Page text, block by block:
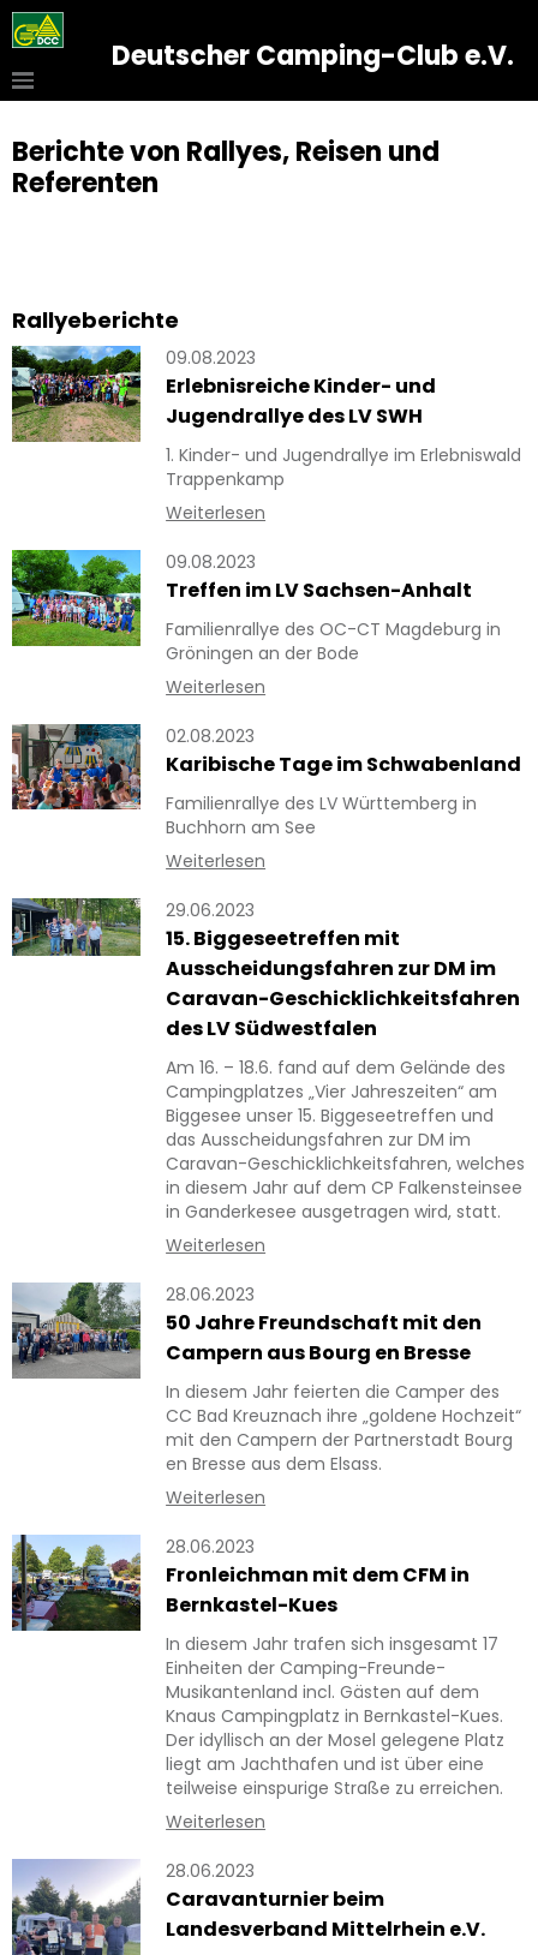
Deutscher Camping-Club e.V.
Berichte von Rallyes, Reisen und
Referenten
Rallyeberichte
09.08.2023
Erlebnisreiche Kinder- und
Jugendrallye des LV SWH
1. Kinder- und Jugendrallye im Erlebniswald
Trappenkamp
Weiterlesen
09.08.2023
Treffen im LV Sachsen-Anhalt
Familienrallye des OC-CT Magdeburg in
Gröningen an der Bode
Weiterlesen
02.08.2023
Karibische Tage im Schwabenland
Familienrallye des LV Württemberg in
Buchhorn am See
Weiterlesen
29.06.2023
15. Biggeseetreffen mit
Ausscheidungsfahren zur DM im
Caravan-Geschicklichkeitsfahren
des LV Südwestfalen
Am 16. – 18.6. fand auf dem Gelände des
Campingplatzes „Vier Jahreszeiten“ am
Biggesee unser 15. Biggeseetreffen und
das Ausscheidungsfahren zur DM im
Caravan-Geschicklichkeitsfahren, welches
in diesem Jahr auf dem CP Falkensteinsee
in Ganderkesee ausgetragen wird, statt.
Weiterlesen
28.06.2023
50 Jahre Freundschaft mit den
Campern aus Bourg en Bresse
In diesem Jahr feierten die Camper des
CC Bad Kreuznach ihre „goldene Hochzeit“
mit den Campern der Partnerstadt Bourg
en Bresse aus dem Elsass.
Weiterlesen
28.06.2023
Fronleichman mit dem CFM in
Bernkastel-Kues
In diesem Jahr trafen sich insgesamt 17
Einheiten der Camping-Freunde-
Musikantenland incl. Gästen auf dem
Knaus Campingplatz in Bernkastel-Kues.
Der idyllisch an der Mosel gelegene Platz
liegt am Jachthafen und ist über eine
teilweise einspurige Straße zu erreichen.
Weiterlesen
28.06.2023
Caravanturnier beim
Landesverband Mittelrhein e.V.